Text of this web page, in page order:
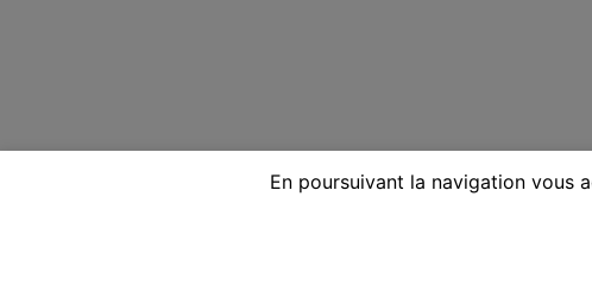
En poursuivant la navigation vous